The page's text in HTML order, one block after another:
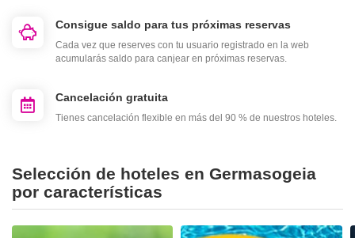
Consigue saldo para tus próximas reservas
Cada vez que reserves con tu usuario registrado en la web
acumularás saldo para canjear en próximas reservas.
Cancelación gratuita
Tienes cancelación flexible en más del 90 % de nuestros hoteles.
Selección de hoteles en Germasogeia
por características